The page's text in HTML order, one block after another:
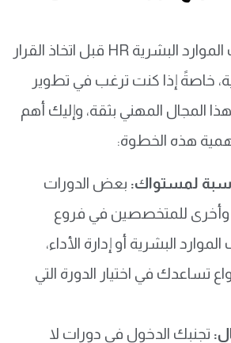
معرفة أنواع دورات الموارد البشرية HR قبل اتخاذ القرار
خاصةً إذا كنت ترغب في تطوير
المجال المهني بثقة، وإليك أهم
أهمية هذه الخطوة:
لمستواك: بعض الدورات
وأخرى للمتخصصين في فروع
البشرية أو إدارة الأداء،
تساعدك في اختيار الدورة التي
تجنبك الدخول في دورات لا